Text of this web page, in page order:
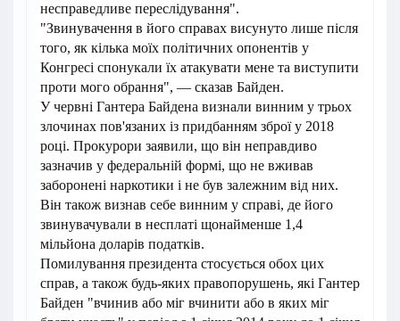
несправедливе переслідування".
"Звинувачення в його справах висунуто лише після
того, як кілька моїх політичних опонентів у
Конгресі спонукали їх атакувати мене та виступити
проти мого обрання", — сказав Байден.
У червні Гантера Байдена визнали винним у трьох
злочинах пов'язаних із придбанням зброї у 2018
році. Прокурори заявили, що він неправдиво
зазначив у федеральній формі, що не вживав
заборонені наркотики і не був залежним від них.
Він також визнав себе винним у справі, де його
звинувачували в несплаті щонайменше 1,4
мільйона доларів податків.
Помилування президента стосується обох цих
справ, а також будь-яких правопорушень, які Гантер
Байден "вчинив або міг вчинити або в яких міг